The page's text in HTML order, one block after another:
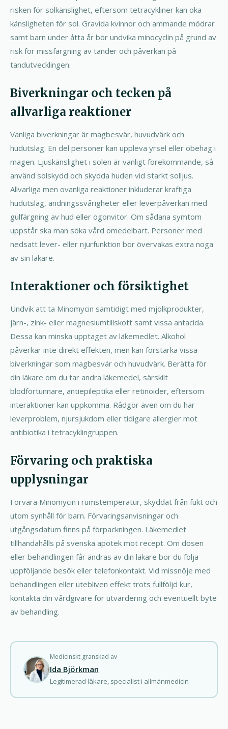
risken för solkänslighet, eftersom tetracykliner kan öka
känsligheten för sol. Gravida kvinnor och ammande mödrar
samt barn under åtta år bör undvika minocyclin på grund av
risk för missfärgning av tänder och påverkan på
tandutvecklingen.
Biverkningar och tecken på
allvarliga reaktioner
Vanliga biverkningar är magbesvär, huvudvärk och
hudutslag. En del personer kan uppleva yrsel eller obehag i
magen. Ljuskänslighet i solen är vanligt förekommande, så
använd solskydd och skydda huden vid starkt solljus.
Allvarliga men ovanliga reaktioner inkluderar kraftiga
hudutslag, andningssvårigheter eller leverpåverkan med
gulfärgning av hud eller ögonvitor. Om sådana symtom
uppstår ska man söka vård omedelbart. Personer med
nedsatt lever- eller njurfunktion bör övervakas extra noga
av sin läkare.
Interaktioner och försiktighet
Undvik att ta Minomycin samtidigt med mjölkprodukter,
järn-, zink- eller magnesiumtillskott samt vissa antacida.
Dessa kan minska upptaget av läkemedlet. Alkohol
påverkar inte direkt effekten, men kan förstärka vissa
biverkningar som magbesvär och huvudvärk. Berätta för
din läkare om du tar andra läkemedel, särskilt
blodförtunnare, antiepileptika eller retinoider, eftersom
interaktioner kan uppkomma. Rådgör även om du har
leverproblem, njursjukdom eller tidigare allergier mot
antibiotika i tetracyklingruppen.
Förvaring och praktiska
upplysningar
Förvara Minomycin i rumstemperatur, skyddat från fukt och
utom synhåll för barn. Förvaringsanvisningar och
utgångsdatum finns på förpackningen. Läkemedlet
tillhandahålls på svenska apotek mot recept. Om dosen
eller behandlingen får ändras av din läkare bör du följa
uppföljande besök eller telefonkontakt. Vid missnöje med
behandlingen eller utebliven effekt trots fullföljd kur,
kontakta din vårdgivare för utvärdering och eventuellt byte
av behandling.
Medicinskt granskad av
Ida Björkman
Legitimerad läkare, specialist i allmänmedicin